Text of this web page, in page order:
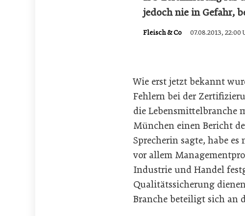
jedoch nie in Gefahr,
Fleisch & Co 07.08.2013, 22:00
Wie erst jetzt bekannt
Fehlern bei der
die Lebensmittelbranche
München einen Bericht
Sprecherin sagte, habe
vor allem
Industrie und Handel
Qualitätssicherung
Branche beteiligt sich an